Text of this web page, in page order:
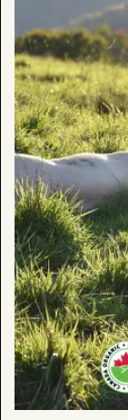
Décision
de
Cour
supérieure
duBreton
salue
une
avancée
majeure
vers
un
cadre
de
mise
en
marché
adapté
réalités